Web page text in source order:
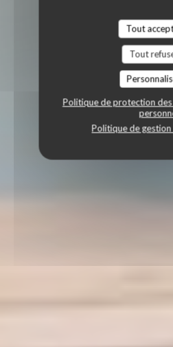
Tout
Tout
Politique de protection
Politique de